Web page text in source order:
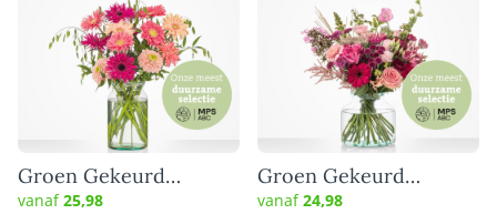
Groen Gekeurd
gerbera boeket
vanaf25,98
Groen Gekeurd
Hartelijk
vanaf24,98